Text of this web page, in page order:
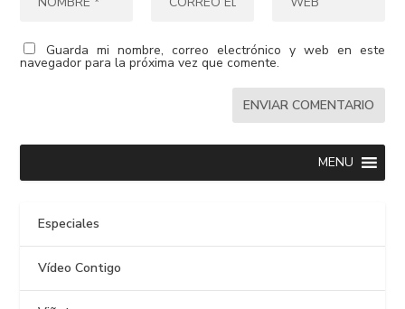
Guarda mi nombre, correo electrónico y web en este
navegador para la próxima vez que comente.
MENU
Especiales
Vídeo Contigo